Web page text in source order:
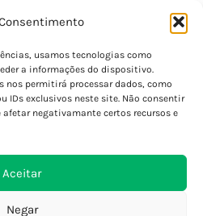
usamos tecnologias como
a informações do dispositivo.
nos permitirá processar dados, como
IDs exclusivos neste site. Não consentir
negativamante certos recursos e
Aceitar
Negar
de Privacidade
e Condições
Frequentes
de Envio
Internacionais
e Trocas